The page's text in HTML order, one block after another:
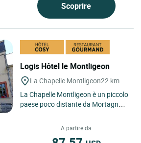
Scoprire
Logis Hôtel le Montligeon
La Chapelle Montligeon22 km
La Chapelle Montligeon è un piccolo
paese poco distante da Mortagne-
naturale regionale...
A partire da